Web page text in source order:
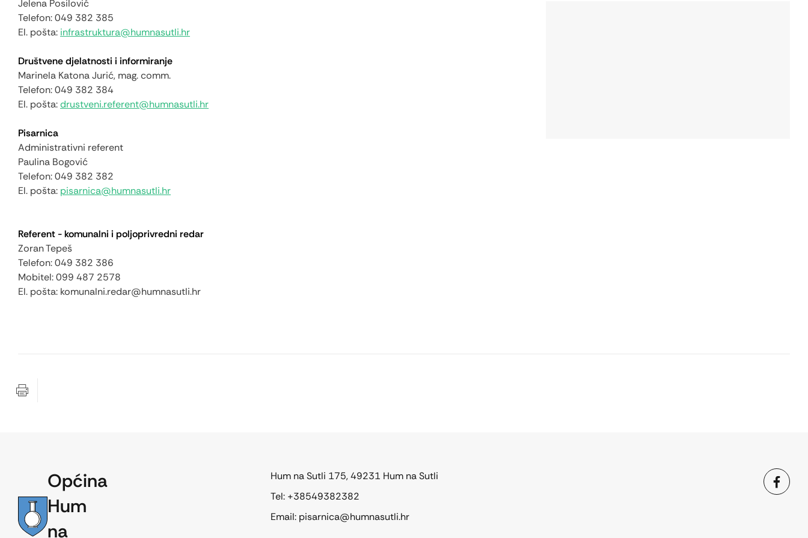
Jelena Posilović
Telefon: 049 382 385
El. pošta: infrastruktura@humnasutli.hr
Društvene djelatnosti i informiranje
Marinela Katona Jurić, mag. comm.
Telefon: 049 382 384
El. pošta:drustveni.referent@humnasutli.hr
Pisarnica
Administrativni referent
Paulina Bogović
Telefon: 049 382 382
El. pošta: pisarnica@humnasutli.hr
Referent - komunalni i poljoprivredni redar
Zoran Tepeš
Telefon: 049 382 386
Mobitel: 099 487 2578
El. pošta: komunalni.redar@humnasutli.hr
Općina
Hum
na
Hum na Sutli 175, 49231 Hum na Sutli
Tel: +38549382382
Email: pisarnica@humnasutli.hr